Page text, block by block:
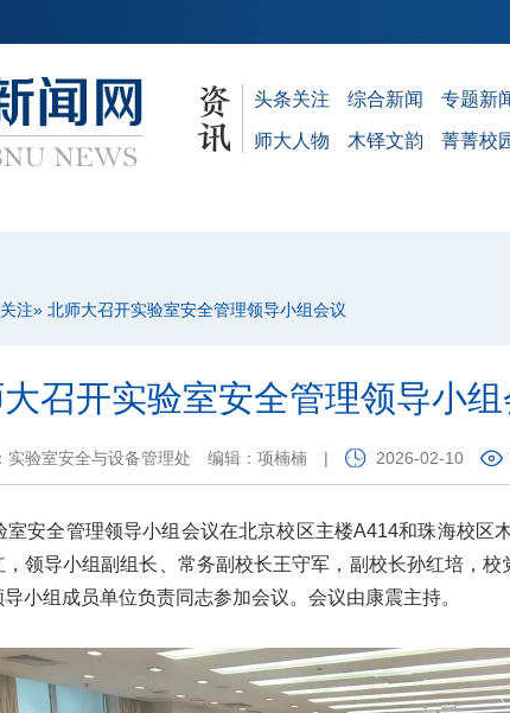
头条关注 综合新闻 专题新
师大人物 木铎文韵 菁菁校
注» 北师大召开实验室安全管理领导小组会议
召开实验室安全管理领导小组
实验室安全与设备管理处 编辑：项楠楠 | 2026-02-10
室安全管理领导小组会议在北京校区主楼A414和珠海校区
领导小组副组长、常务副校长王守军，副校长孙红培，校
小组成员单位负责同志参加会议。会议由康震主持。